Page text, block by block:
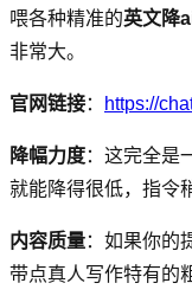
喂各种精准的英文降
非常大。
官网链接： https://
降幅力度：这完全是
就能降得很低，指令
内容质量：如果你的
带点真人写作特有的